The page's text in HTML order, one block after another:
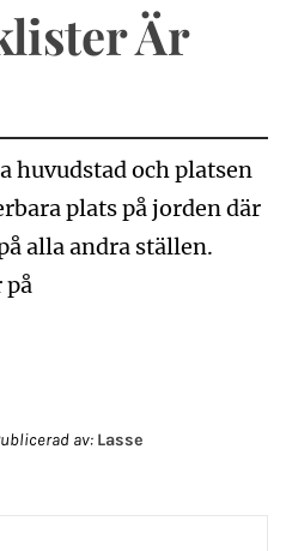
Är
huvudstad och platsen
plats på jorden där
alla andra ställen.
på
av: Lasse